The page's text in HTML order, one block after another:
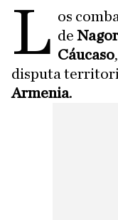
L os
de
Cáucaso
disputa
Armenia.